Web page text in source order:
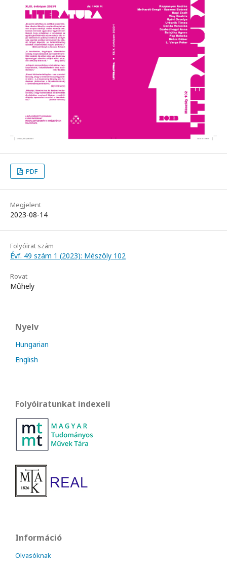
PDF
Megjelent
2023-08-14
Folyóirat szám
Évf. 49 szám 1 (2023): Mészöly 102
Rovat
Műhely
Nyelv
Hungarian
English
Folyóiratunkat indexeli
Információ
Olvasóknak